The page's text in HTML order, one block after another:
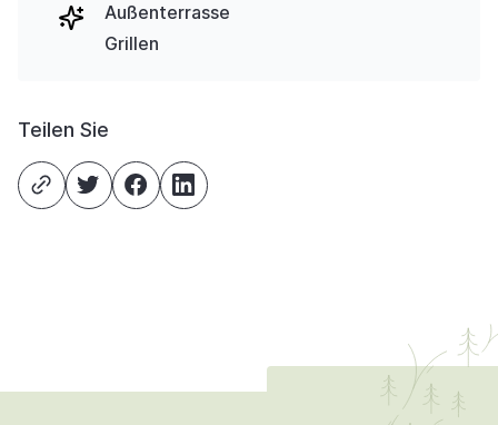
Außenterrasse
Grillen
Teilen Sie